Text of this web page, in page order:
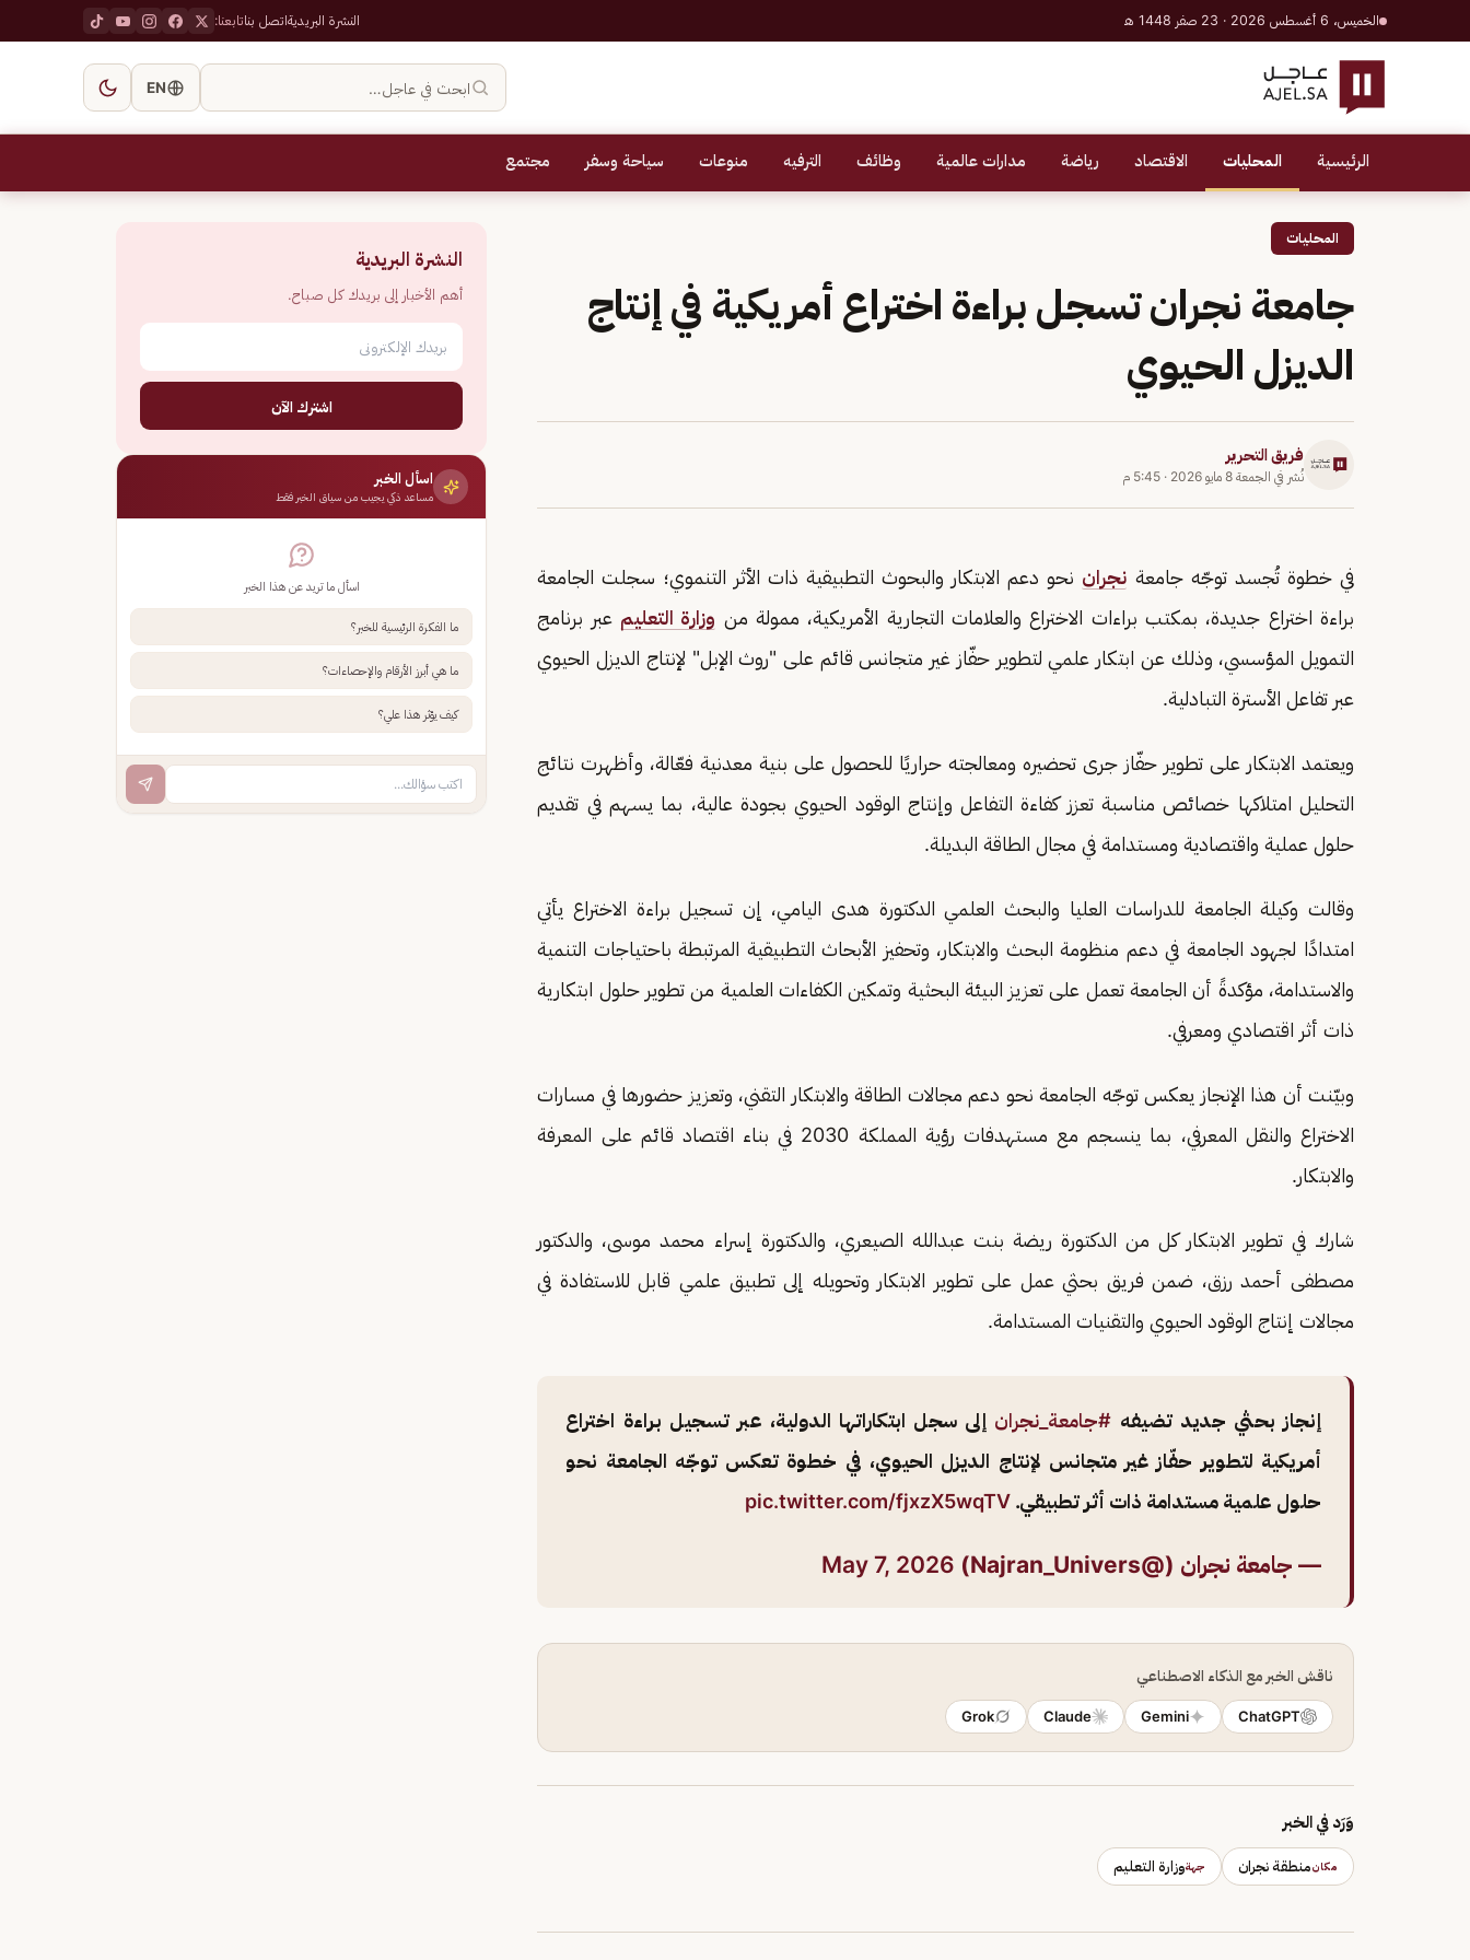
الخميس، 6 أغسطس 2026 · 23 صفر 1448 هـ النشرة البريديةاتصل بناتابعنا:
ابحث في عاجل… EN
الرئيسية المحليات الاقتصاد رياضة مدارات عالمية وظائف الترفيه منوعات سياحة وسفر مجتمع
المحليات
جامعة نجران تسجل براءة اختراع أمريكية في إنتاج
الديزل الحيوي
فريق التحرير
نُشر في الجمعة 8 مايو 2026 · 5:45 م
في خطوة تُجسد توجّه جامعة نجران نحو دعم الابتكار والبحوث التطبيقية ذات الأثر التنموي؛ سجلت الجامعة
براءة اختراع جديدة، بمكتب براءات الاختراع والعلامات التجارية الأمريكية، ممولة من وزارة التعليم عبر برنامج
التمويل المؤسسي، وذلك عن ابتكار علمي لتطوير حفّاز غير متجانس قائم على "روث الإبل" لإنتاج الديزل الحيوي
عبر تفاعل الأسترة التبادلية.
ويعتمد الابتكار على تطوير حفّاز جرى تحضيره ومعالجته حراريًا للحصول على بنية معدنية فعّالة، وأظهرت نتائج
التحليل امتلاكها خصائص مناسبة تعزز كفاءة التفاعل وإنتاج الوقود الحيوي بجودة عالية، بما يسهم في تقديم
حلول عملية واقتصادية ومستدامة في مجال الطاقة البديلة.
وقالت وكيلة الجامعة للدراسات العليا والبحث العلمي الدكتورة هدى اليامي، إن تسجيل براءة الاختراع يأتي
امتدادًا لجهود الجامعة في دعم منظومة البحث والابتكار، وتحفيز الأبحاث التطبيقية المرتبطة باحتياجات التنمية
والاستدامة، مؤكدةً أن الجامعة تعمل على تعزيز البيئة البحثية وتمكين الكفاءات العلمية من تطوير حلول ابتكارية
ذات أثر اقتصادي ومعرفي.
وبيّنت أن هذا الإنجاز يعكس توجّه الجامعة نحو دعم مجالات الطاقة والابتكار التقني، وتعزيز حضورها في مسارات
الاختراع والنقل المعرفي، بما ينسجم مع مستهدفات رؤية المملكة 2030 في بناء اقتصاد قائم على المعرفة
والابتكار.
شارك في تطوير الابتكار كل من الدكتورة ريضة بنت عبدالله الصيعري، والدكتورة إسراء محمد موسى، والدكتور
مصطفى أحمد رزق، ضمن فريق بحثي عمل على تطوير الابتكار وتحويله إلى تطبيق علمي قابل للاستفادة في
مجالات إنتاج الوقود الحيوي والتقنيات المستدامة.
إنجاز بحثي جديد تضيفه #جامعة_نجران إلى سجل ابتكاراتها الدولية، عبر تسجيل براءة اختراع
أمريكية لتطوير حفّاز غير متجانس لإنتاج الديزل الحيوي، في خطوة تعكس توجّه الجامعة نحو
حلول علمية مستدامة ذات أثر تطبيقي. pic.twitter.com/fjxzX5wqTV
— جامعة نجران (@Najran_Univers) May 7, 2026
ناقش الخبر مع الذكاء الاصطناعي
ChatGPT
Gemini
Claude
Grok
وَرَد في الخبر
مكانمنطقة نجران جهةوزارة التعليم
النشرة البريدية
أهم الأخبار إلى بريدك كل صباح.
اشترك الآن
اسأل الخبر
مساعد ذكي يجيب من سياق الخبر فقط
اسأل ما تريد عن هذا الخبر
ما الفكرة الرئيسية للخبر؟
ما هي أبرز الأرقام والإحصاءات؟
كيف يؤثر هذا علي؟